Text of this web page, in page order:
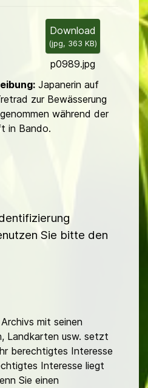
Download
(jpg, 363 KB)
p0989.jpg
Japanerin auf
zur Bewässerung
während der
in Bando.
Sie bitte den
mit seinen
Landkarten usw. setzt
berechtigtes Interesse
Interesse liegt
Sie einen